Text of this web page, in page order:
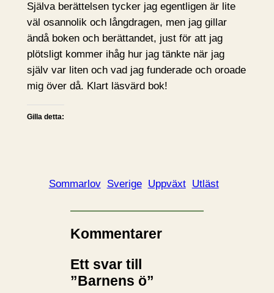
Själva berättelsen tycker jag egentligen är lite
väl osannolik och långdragen, men jag gillar
ändå boken och berättandet, just för att jag
plötsligt kommer ihåg hur jag tänkte när jag
själv var liten och vad jag funderade och oroade
mig över då. Klart läsvärd bok!
Gilla detta:
Sommarlov Sverige Uppväxt Utläst
Kommentarer
Ett svar till
”Barnens ö”